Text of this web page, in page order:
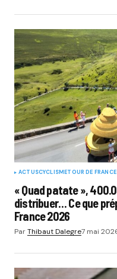
ACTUSCYCLISMETOUR DE FRANCE
« Quad patate »,
distribuer… Ce que
France 2026
ParThibaut Dalegre7 mai